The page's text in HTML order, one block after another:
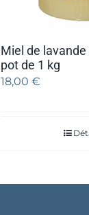
Miel de
pot de 1 kg
18,00 €